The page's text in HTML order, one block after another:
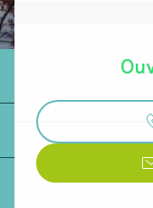
Ouverture et coordonnées